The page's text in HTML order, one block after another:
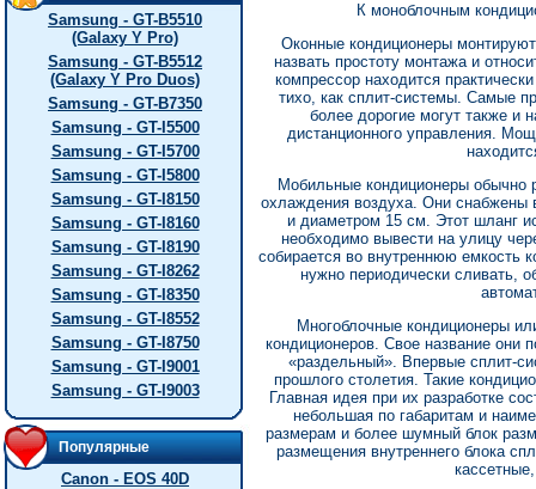
Samsung - GT-B5510
(Galaxy Y Pro)
Samsung - GT-B5512
(Galaxy Y Pro Duos)
Samsung - GT-B7350
Samsung - GT-I5500
Samsung - GT-I5700
Samsung - GT-I5800
Samsung - GT-I8150
Samsung - GT-I8160
Samsung - GT-I8190
Samsung - GT-I8262
Samsung - GT-I8350
Samsung - GT-I8552
Samsung - GT-I8750
Samsung - GT-I9001
Samsung - GT-I9003
Популярные
Canon - EOS 40D
К моноблочным
Оконные кондиционеры
назвать простоту монтажа и
компрессор находится
тихо, как сплит-системы. Самые
более дорогие могут также и
дистанционного управления.
Мобильные кондиционеры обычно
охлаждения воздуха. Они снабжены
и диаметром 15 см. Этот шланг
необходимо вывести на улицу
собирается во внутреннюю емкость
нужно периодически сливать,
Многоблочные кондиционеры
кондиционеров. Свое название они
«раздельный». Впервые сплит-
прошлого столетия. Такие
Главная идея при их разработке
небольшая по габаритам и
размерам и более шумный блок
размещения внутреннего блока